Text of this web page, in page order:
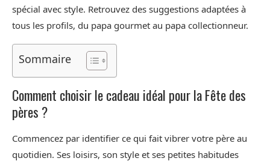
spécial avec style. Retrouvez des suggestions adaptées à
tous les profils, du papa gourmet au papa collectionneur.
Sommaire
Comment choisir le cadeau idéal pour la Fête des
pères ?
Commencez par identifier ce qui fait vibrer votre père au
quotidien. Ses loisirs, son style et ses petites habitudes